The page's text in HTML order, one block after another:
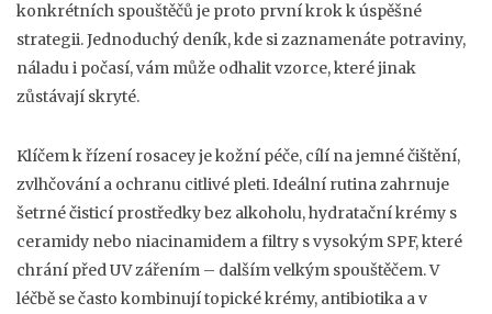
konkrétních spouštěčů je proto první krok k úspěšné
strategii. Jednoduchý deník, kde si zaznamenáte potraviny,
náladu i počasí, vám může odhalit vzorce, které jinak
zůstávají skryté.
Klíčem k řízení rosacey jekožní péče, cílí na jemné čištění,
zvlhčování a ochranu citlivé pleti. Ideální rutina zahrnuje
šetrné čisticí prostředky bez alkoholu, hydratační krémy s
ceramidy nebo niacinamidem a filtry s vysokým SPF, které
chrání před UV zářením – dalším velkým spouštěčem. V
léčbě se často kombinují topické krémy, antibiotika a v